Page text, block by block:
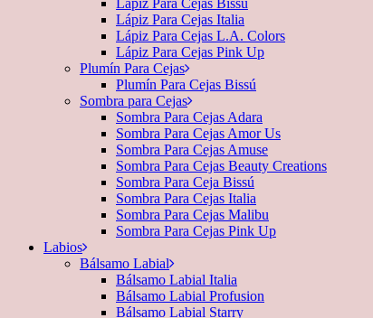
Lápiz Para Cejas Bissú
Lápiz Para Cejas Italia
Lápiz Para Cejas L.A. Colors
Lápiz Para Cejas Pink Up
Plumín Para Cejas
Plumín Para Cejas Bissú
Sombra para Cejas
Sombra Para Cejas Adara
Sombra Para Cejas Amor Us
Sombra Para Cejas Amuse
Sombra Para Cejas Beauty Creations
Sombra Para Ceja Bissú
Sombra Para Cejas Italia
Sombra Para Cejas Malibu
Sombra Para Cejas Pink Up
Labios
Bálsamo Labial
Bálsamo Labial Italia
Bálsamo Labial Profusion
Bálsamo Labial Starry